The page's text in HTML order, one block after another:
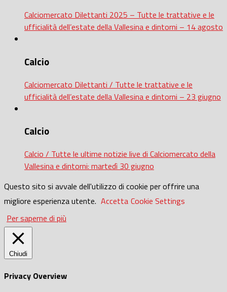
Calciomercato Dilettanti 2025 – Tutte le trattative e le
ufficialità dell’estate della Vallesina e dintorni – 14 agosto
Calcio
Calciomercato Dilettanti / Tutte le trattative e le
ufficialità dell’estate della Vallesina e dintorni – 23 giugno
Calcio
Calcio / Tutte le ultime notizie live di Calciomercato della
Vallesina e dintorni: martedì 30 giugno
Questo sito si avvale dell'utilizzo di cookie per offrire una
migliore esperienza utente. Accetta Cookie Settings
Per saperne di più
Chiudi
Privacy Overview